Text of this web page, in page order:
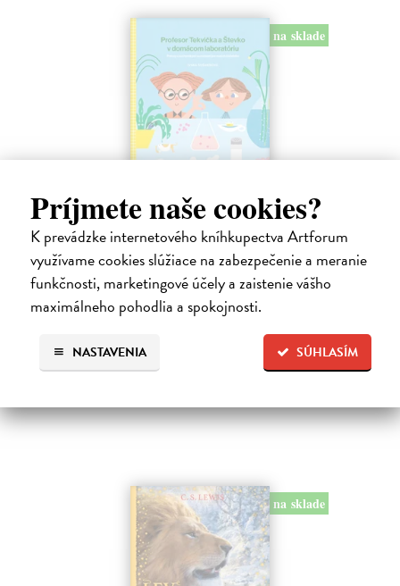
Príjmete naše cookies?
K prevádzke internetového kníhkupectva Artforum
využívame cookies slúžiace na zabezpečenie a meranie
funkčnosti, marketingové účely a zaistenie vášho
maximálneho pohodlia a spokojnosti.
SÚHLASÍM
NASTAVENIA
na sklade
Profesor Tekvička a Števko v domácom
laboratóriu
Šušaníková Ivana| Kniha
Vedeli ste, že si doma môžete vyrobiť soľné šperky, vlastné jogurty,
recyklovaný papier aj dúhu? Vyskúšajte so svojimi deťmi tridsať
jednoduchých pokusov s bežnými predmetmi a materiálmi.
14,20 €
na sklade